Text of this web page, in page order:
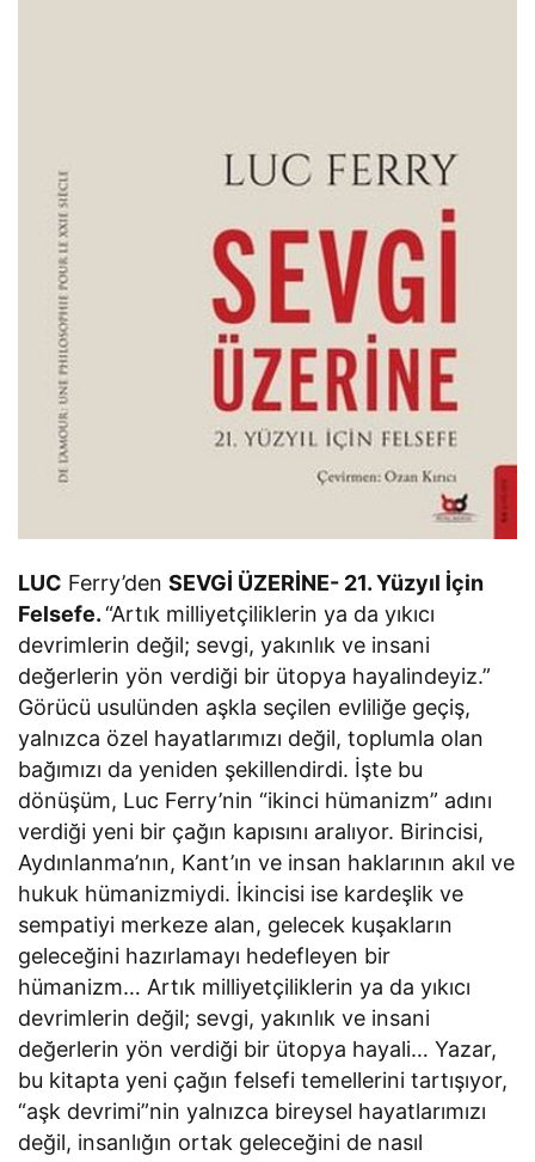
LUC Ferry’denSEVGİ ÜZERİNE- 21. Yüzyıl İçin
Felsefe.“Artık milliyetçiliklerin ya da yıkıcı
devrimlerin değil; sevgi, yakınlık ve insani
değerlerin yön verdiği bir ütopya hayalindeyiz.”
Görücü usulünden aşkla seçilen evliliğe geçiş,
yalnızca özel hayatlarımızı değil, toplumla olan
bağımızı da yeniden şekillendirdi. İşte bu
dönüşüm, Luc Ferry’nin “ikinci hümanizm” adını
verdiği yeni bir çağın kapısını aralıyor. Birincisi,
Aydınlanma’nın, Kant’ın ve insan haklarının akıl ve
hukuk hümanizmiydi. İkincisi ise kardeşlik ve
sempatiyi merkeze alan, gelecek kuşakların
geleceğini hazırlamayı hedefleyen bir
hümanizm… Artık milliyetçiliklerin ya da yıkıcı
devrimlerin değil; sevgi, yakınlık ve insani
değerlerin yön verdiği bir ütopya hayali… Yazar,
bu kitapta yeni çağın felsefi temellerini tartışıyor,
“aşk devrimi”nin yalnızca bireysel hayatlarımızı
değil, insanlığın ortak geleceğini de nasıl